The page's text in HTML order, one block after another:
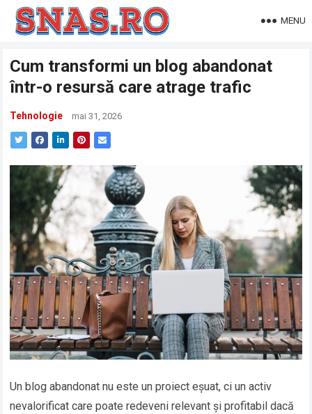
MENU
Cum transformi un blog abandonat
într-o resursă care atrage trafic
Tehnologie mai 31, 2026
Un blog abandonat nu este un proiect eșuat, ci un activ
nevalorificat care poate redeveni relevant și profitabil dacă